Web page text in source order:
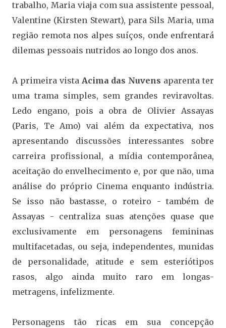
trabalho, Maria viaja com sua assistente pessoal,
Valentine (Kirsten Stewart), para Sils Maria, uma
região remota nos alpes suíços, onde enfrentará
dilemas pessoais nutridos ao longo dos anos.
A primeira vista Acima das Nuvens aparenta ter
uma trama simples, sem grandes reviravoltas.
Ledo engano, pois a obra de Olivier Assayas
(Paris, Te Amo) vai além da expectativa, nos
apresentando discussões interessantes sobre
carreira profissional, a mídia contemporânea,
aceitação do envelhecimento e, por que não, uma
análise do próprio Cinema enquanto indústria.
Se isso não bastasse, o roteiro - também de
Assayas - centraliza suas atenções quase que
exclusivamente em personagens femininas
multifacetadas, ou seja, independentes, munidas
de personalidade, atitude e sem esteriótipos
rasos, algo ainda muito raro em longas-
metragens, infelizmente.
Personagens tão ricas em sua concepção